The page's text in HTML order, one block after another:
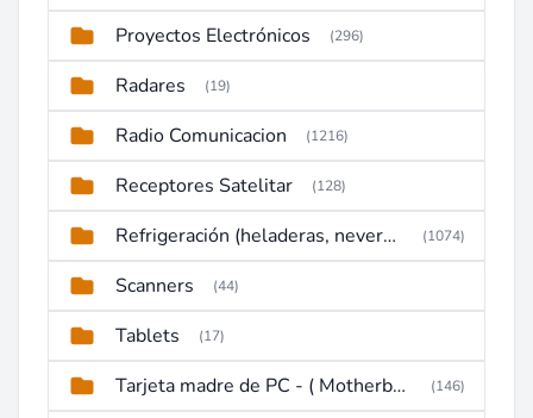
Proyectos Electrónicos (296)
Radares (19)
Radio Comunicacion (1216)
Receptores Satelitar (128)
Refrigeración (heladeras, neveras, congeladores) (1074)
Scanners (44)
Tablets (17)
Tarjeta madre de PC - ( Motherboard ) (146)